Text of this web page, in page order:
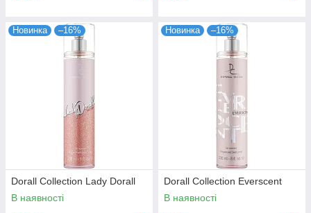
Новинка –16%
Dorall Collection Lady Dorall
В наявності
Новинка –16%
Dorall Collection Everscent
В наявності